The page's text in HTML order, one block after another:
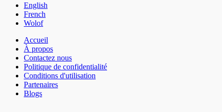
English
French
Wolof
Accueil
À propos
Contactez nous
Politique de confidentialité
Conditions d'utilisation
Partenaires
Blogs